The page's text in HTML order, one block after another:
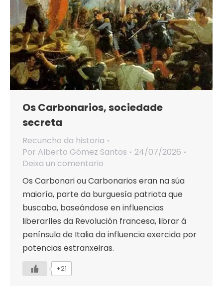
Os Carbonarios, sociedade
secreta
Recuncho da historia
Por Alberto Gómez Santos
24/07/2026
Deixa un comentario
Os Carbonari ou Carbonarios eran na súa
maioría, parte da burguesía patriota que
buscaba, baseándose en influencias
liberarlles da Revolución francesa, librar á
península de Italia da influencia exercida por
potencias estranxeiras.
+21